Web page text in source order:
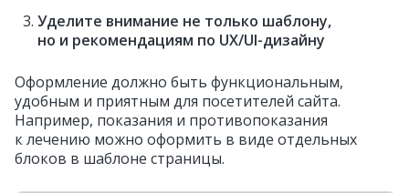
Уделите внимание не только шаблону,
но и рекомендациям по UX/UI-дизайну
Оформление должно быть функциональным,
удобным и приятным для посетителей сайта.
Например, показания и противопоказания
к лечению можно оформить в виде отдельных
блоков в шаблоне страницы.